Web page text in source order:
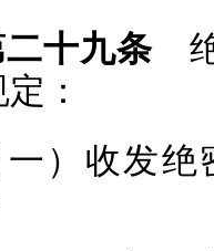
十九条绝
：
一）收发